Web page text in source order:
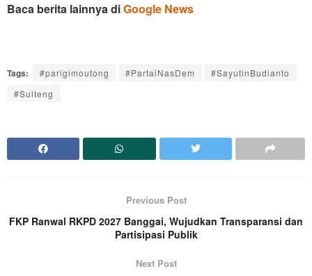
Baca berita lainnya diGoogle News
Tags: #parigimoutong #PartaiNasDem
#SayutinBudianto
#Sulteng
Previous Post
FKP Ranwal RKPD 2027 Banggai, Wujudkan Transparansi dan
Partisipasi Publik
Next Post